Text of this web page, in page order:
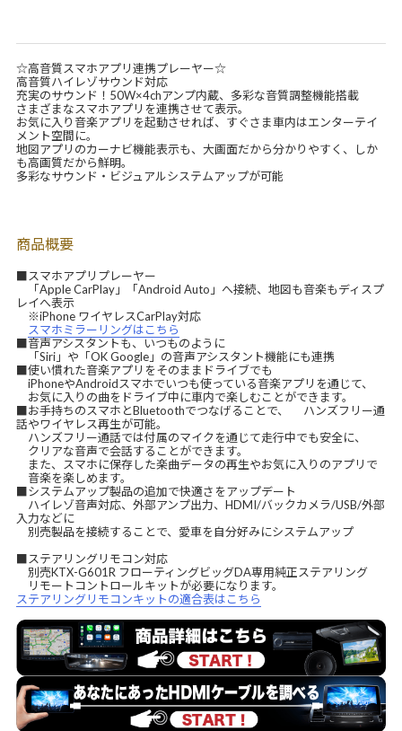
☆高音質スマホアプリ連携プレーヤー☆
高音質ハイレゾサウンド対応
充実のサウンド！50W×4chアンプ内蔵、多彩な音質調整機能搭載
さまざまなスマホアプリを連携させて表示。
お気に入り音楽アプリを起動させれば、すぐさま車内はエンターテイ
メント空間に。
地図アプリのカーナビ機能表示も、大画面だから分かりやすく、しか
も高画質だから鮮明。
多彩なサウンド・ビジュアルシステムアップが可能
商品概要
■スマホアプリプレーヤー
「Apple CarPlay」「Android Auto」へ接続、地図も音楽もディスプ
レイへ表示
※iPhone ワイヤレスCarPlay対応
スマホミラーリングはこちら
■音声アシスタントも、いつものように
「Siri」や「OK Google」の音声アシスタント機能にも連携
■使い慣れた音楽アプリをそのままドライブでも
iPhoneやAndroidスマホでいつも使っている音楽アプリを通じて、
お気に入りの曲をドライブ中に車内で楽しむことができます。
■お手持ちのスマホとBluetoothでつなげることで、 ハンズフリー通
話やワイヤレス再生が可能。
ハンズフリー通話では付属のマイクを通じて走行中でも安全に、
クリアな音声で会話することができます。
また、スマホに保存した楽曲データの再生やお気に入りのアプリで
音楽を楽しめます。
■システムアップ製品の追加で快適さをアップデート
ハイレゾ音声対応、外部アンプ出力、HDMI/バックカメラ/USB/外部
入力などに
別売製品を接続することで、愛車を自分好みにシステムアップ
■ステアリングリモコン対応
別売KTX-G601R フローティングビッグDA専用純正ステアリング
リモートコントロールキットが必要になります。
ステアリングリモコンキットの適合表はこちら